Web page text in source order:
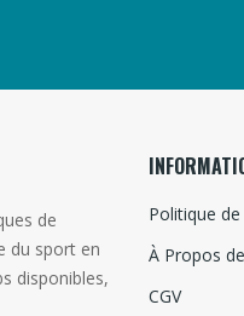
de
du sport en
disponibles,
Politique
À Propos
CGV